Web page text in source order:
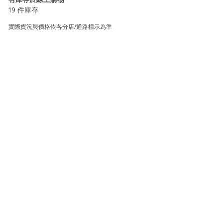
19 件庫存
實際貨況與價格依各分店/通路標示為準